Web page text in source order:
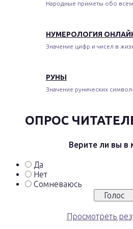
Народные приметы обо всем
НУМЕРОЛОГИЯ
Значение цифр и чисел в
РУНЫ
Значение рунических
ОПРОС
Верите ли вы в
Да
Нет
Сомневаюсь
Просмотреть